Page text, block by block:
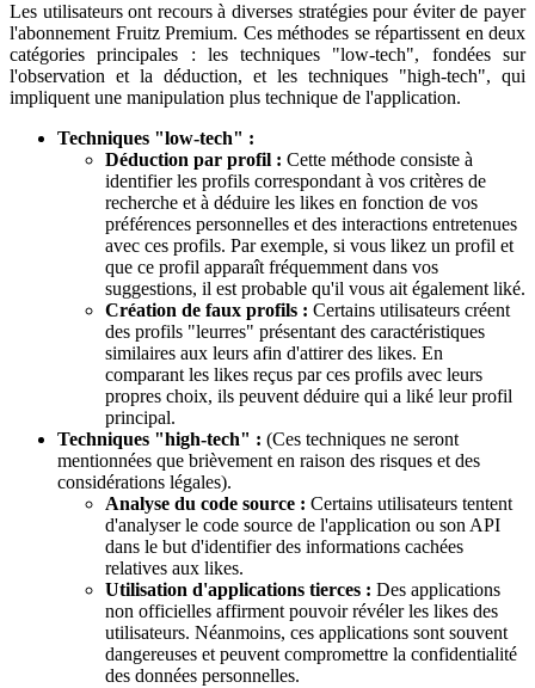
Les utilisateurs ont recours à diverses stratégies pour éviter de payer
l'abonnement Fruitz Premium. Ces méthodes se répartissent en deux
catégories principales : les techniques "low-tech", fondées sur
l'observation et la déduction, et les techniques "high-tech", qui
impliquent une manipulation plus technique de l'application.
Techniques "low-tech" :
Déduction par profil : Cette méthode consiste à
identifier les profils correspondant à vos critères de
recherche et à déduire les likes en fonction de vos
préférences personnelles et des interactions entretenues
avec ces profils. Par exemple, si vous likez un profil et
que ce profil apparaît fréquemment dans vos
suggestions, il est probable qu'il vous ait également liké.
Création de faux profils : Certains utilisateurs créent
des profils "leurres" présentant des caractéristiques
similaires aux leurs afin d'attirer des likes. En
comparant les likes reçus par ces profils avec leurs
propres choix, ils peuvent déduire qui a liké leur profil
principal.
Techniques "high-tech" : (Ces techniques ne seront
mentionnées que brièvement en raison des risques et des
considérations légales).
Analyse du code source : Certains utilisateurs tentent
d'analyser le code source de l'application ou son API
dans le but d'identifier des informations cachées
relatives aux likes.
Utilisation d'applications tierces : Des applications
non officielles affirment pouvoir révéler les likes des
utilisateurs. Néanmoins, ces applications sont souvent
dangereuses et peuvent compromettre la confidentialité
des données personnelles.